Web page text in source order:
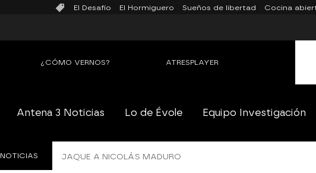
El Desafío El Hormiguero Sueños de libertad Cocina
¿CÓMO VERNOS? ATRESPLAYER
Antena 3 Noticias Lo de Évole Equipo Investigación
NOTICIAS JAQUE A NICOLÁS MADURO